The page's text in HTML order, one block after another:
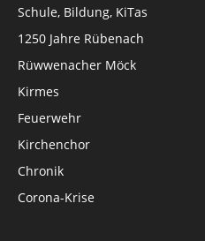
Schule, Bildung, KiTas
1250 Jahre Rübenach
Rüwwenacher Möck
Kirmes
Feuerwehr
Kirchenchor
Chronik
Corona-Krise